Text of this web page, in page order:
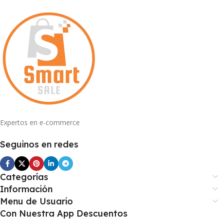
Expertos en e-commerce
Seguinos en redes
Categorías
Información
Menu de Usuario
Con Nuestra App Descuentos